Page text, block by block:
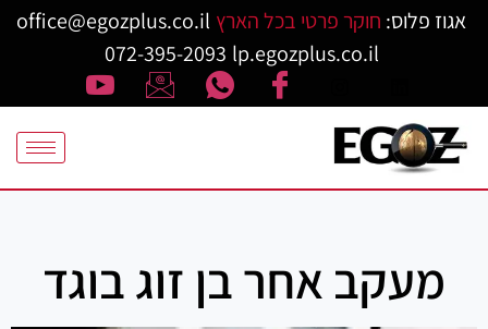
אגוז פלוס: חוקר פרטי בכל הארץ office@egozplus.co.il
lp.egozplus.co.il
072-395-2093
מעקב אחר בן זוג בוגד